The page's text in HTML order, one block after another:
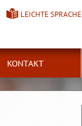
LEICHTE SPRACHE
KONTAKT